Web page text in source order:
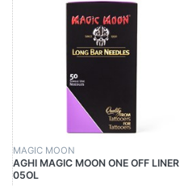
MAGIC MOON
AGHI MAGIC MOON ONE OFF LINER
05OL